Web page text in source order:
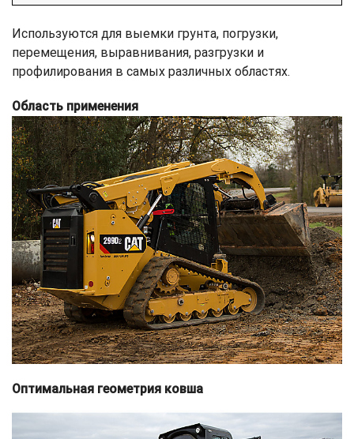
Используются для выемки грунта, погрузки,
перемещения, выравнивания, разгрузки и
профилирования в самых различных областях.
Область применения
Оптимальная геометрия ковша